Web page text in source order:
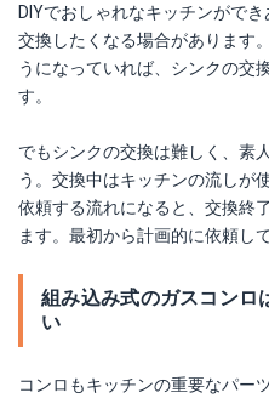
DIYでおしゃれなキッチンがで
交換したくなる場合があります
うになっていれば、シンクの交
す。
でもシンクの交換は難しく、素
う。交換中はキッチンの流しが
依頼する流れになると、交換終
ます。最初から計画的に依頼し
組み込み式のガスコンロ
い
コンロもキッチンの重要なパー